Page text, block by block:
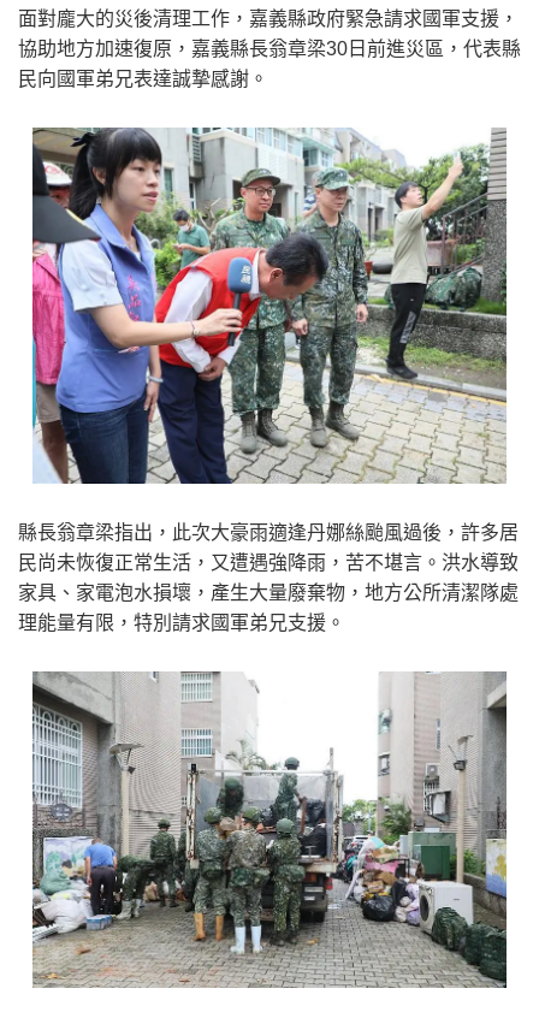
面對龐大的災後清理工作，嘉義縣政府緊急請求國軍支援，
協助地方加速復原，嘉義縣長翁章梁30日前進災區，代表縣
民向國軍弟兄表達誠摯感謝。
縣長翁章梁指出，此次大豪雨適逢丹娜絲颱風過後，許多居
民尚未恢復正常生活，又遭遇強降雨，苦不堪言。洪水導致
家具、家電泡水損壞，產生大量廢棄物，地方公所清潔隊處
理能量有限，特別請求國軍弟兄支援。